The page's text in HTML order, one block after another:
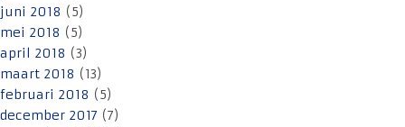
juni 2018 (5)
mei 2018 (5)
april 2018 (3)
maart 2018 (13)
februari 2018 (5)
december 2017 (7)